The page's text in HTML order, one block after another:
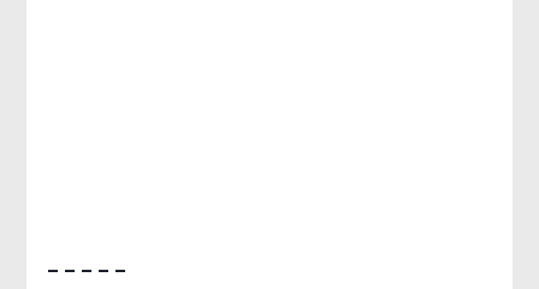
– – – – –